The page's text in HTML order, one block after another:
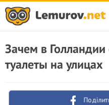
Зачем в
туалеты на улицах